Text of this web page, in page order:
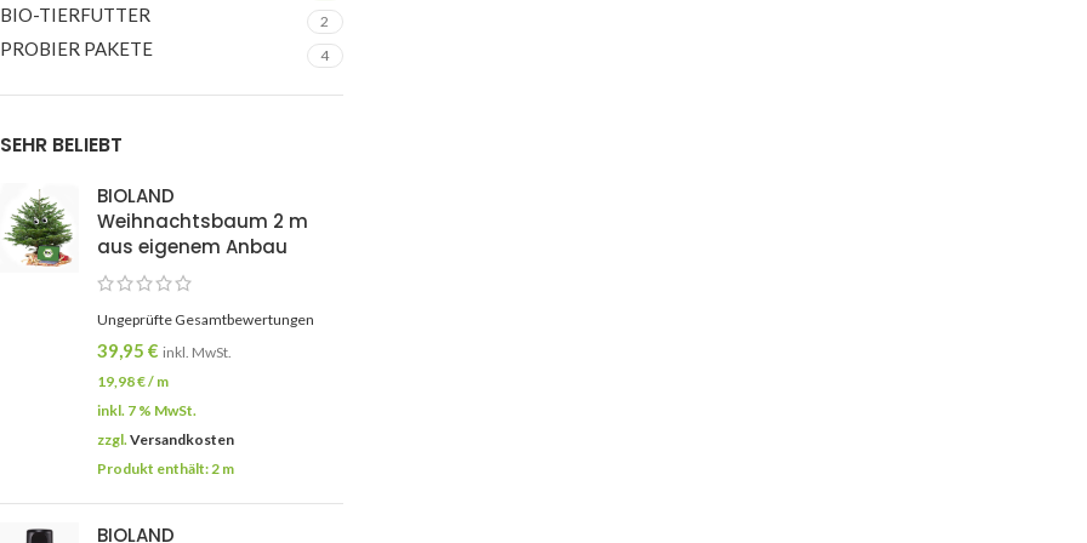
BIO-TIERFUTTER 2
PROBIER PAKETE 4
SEHR BELIEBT
BIOLAND
Weihnachtsbaum 2 m
aus eigenem Anbau
Ungeprüfte Gesamtbewertungen
39,95 € inkl. MwSt.
19,98€/ m
inkl. 7 % MwSt.
zzgl.Versandkosten
Produkt enthält: 2 m
BIOLAND